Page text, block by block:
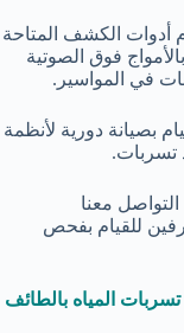
أدوات الكشف المتاحة
فوق الصوتية
بصيانة دورية لأنظمة
تسربات.
معنا
للقيام بفحص
المياه بالطائف